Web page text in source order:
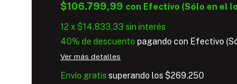
$106.799,99 con Efectivo (Sólo en el
12 x $14.833,33 sin interés
40% de descuento pagando con Efectivo
Ver más detalles
Envío gratis superando los $269.250